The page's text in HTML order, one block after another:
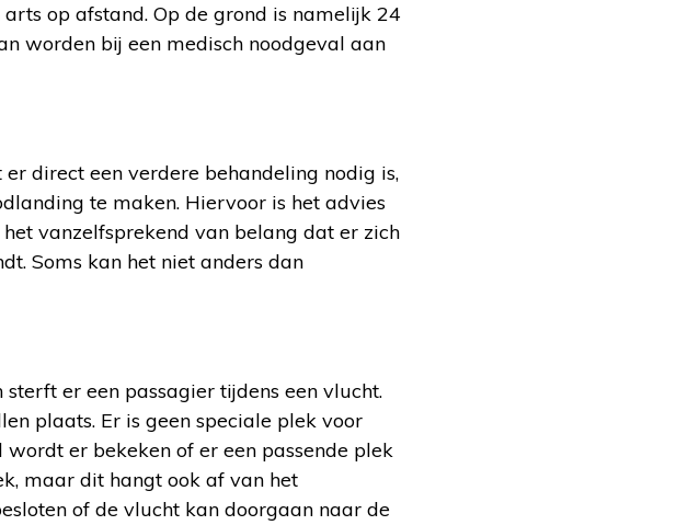
op afstand. Op de grond is namelijk 24
worden bij een medisch noodgeval aan
direct een verdere behandeling nodig is,
te maken. Hiervoor is het advies
vanzelfsprekend van belang dat er zich
Soms kan het niet anders dan
er een passagier tijdens een vlucht.
plaats. Er is geen speciale plek voor
er bekeken of er een passende plek
maar dit hangt ook af van het
of de vlucht kan doorgaan naar de